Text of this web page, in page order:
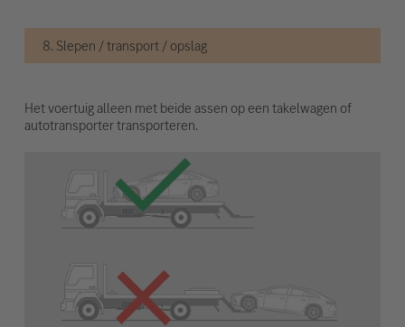
8. Slepen / transport / opslag
Het voertuig alleen met beide assen op een takelwagen of
autotransporter transporteren.